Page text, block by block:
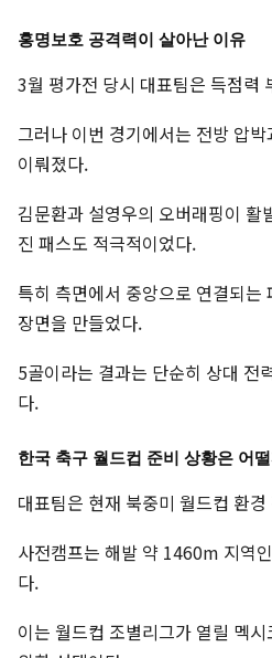
홍명보호 공격력이 살아난 이유
3월 평가전 당시 대표팀은 득점력
그러나 이번 경기에서는 전방 압
이뤄졌다.
김문환과 설영우의 오버래핑이 활
진 패스도 적극적이었다.
특히 측면에서 중앙으로 연결되는
장면을 만들었다.
5골이라는 결과는 단순히 상대 전
다.
한국 축구 월드컵 준비 상황은 어
대표팀은 현재 북중미 월드컵 환
사전캠프는 해발 약 1460m 지역
다.
이는 월드컵 조별리그가 열릴 멕